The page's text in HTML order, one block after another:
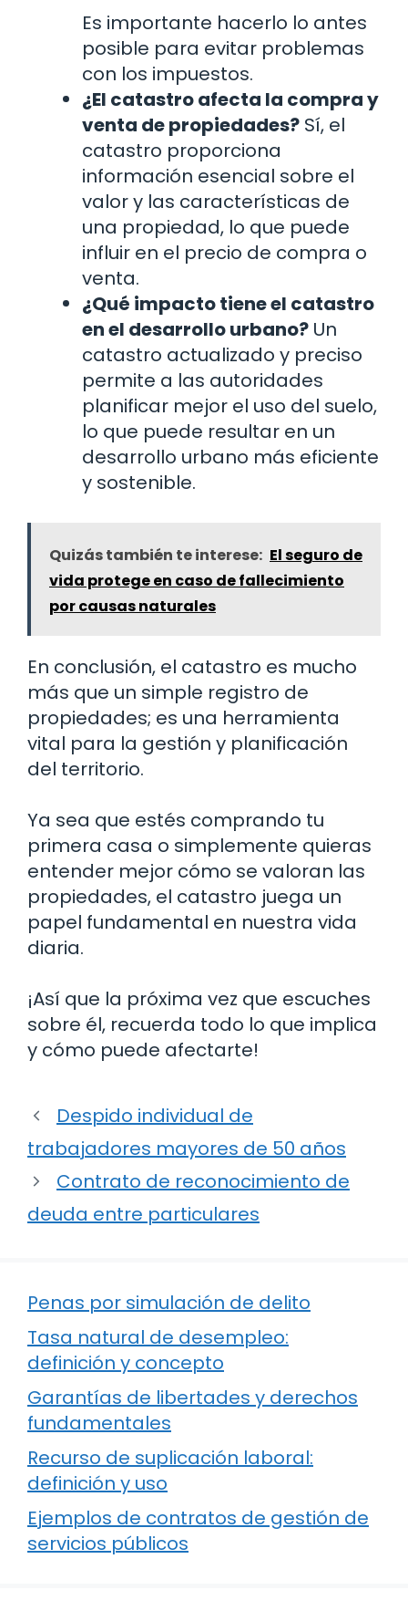
Es importante hacerlo lo antes
posible para evitar problemas
con los impuestos.
¿El catastro afecta la compra y
venta de propiedades? Sí, el
catastro proporciona
información esencial sobre el
valor y las características de
una propiedad, lo que puede
influir en el precio de compra o
venta.
¿Qué impacto tiene el catastro
en el desarrollo urbano? Un
catastro actualizado y preciso
permite a las autoridades
planificar mejor el uso del suelo,
lo que puede resultar en un
desarrollo urbano más eficiente
y sostenible.
Quizás también te interese: El seguro de
vida protege en caso de fallecimiento
por causas naturales
En conclusión, el catastro es mucho
más que un simple registro de
propiedades; es una herramienta
vital para la gestión y planificación
del territorio.
Ya sea que estés comprando tu
primera casa o simplemente quieras
entender mejor cómo se valoran las
propiedades, el catastro juega un
papel fundamental en nuestra vida
diaria.
¡Así que la próxima vez que escuches
sobre él, recuerda todo lo que implica
y cómo puede afectarte!
Despido individual de
trabajadores mayores de 50 años
Contrato de reconocimiento de
deuda entre particulares
Penas por simulación de delito
Tasa natural de desempleo:
definición y concepto
Garantías de libertades y derechos
fundamentales
Recurso de suplicación laboral:
definición y uso
Ejemplos de contratos de gestión de
servicios públicos